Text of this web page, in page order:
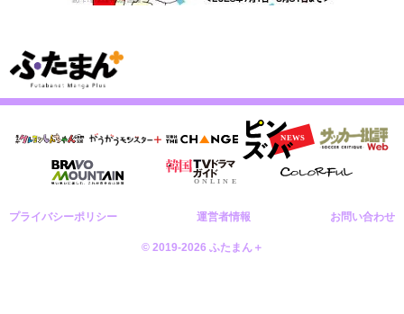
プライバシーポリシー 運営者情報 お問い合わせ
© 2019-2026 ふたまん＋